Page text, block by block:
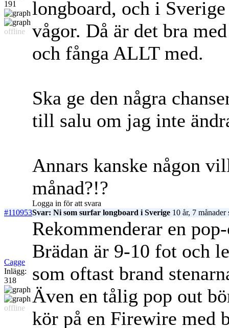
191
offline
longboard, och i
vågor. Då är det bra
och fånga ALLT med.
Ska ge den några
till salu om jag inte
Annars kanske någon
månad?!?
Logga in för att svara
#110953Svar: Ni som surfar longboard i Sverige 10 år, 7 månader
Cagge
Inlägg:
318
offline
Rekommenderar en
Brädan är 9-10 fot och
som oftast brand
Även en tålig pop out
kör på en Firewire med